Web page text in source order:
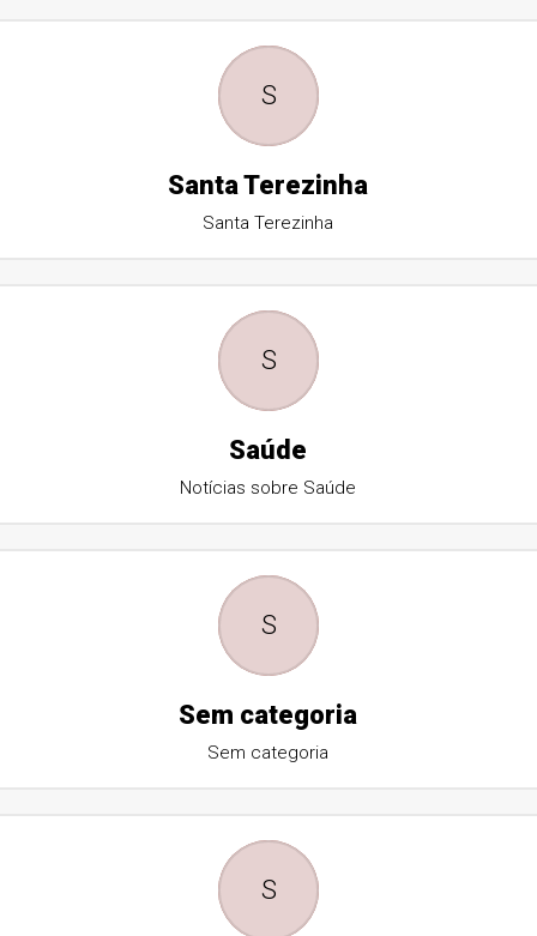
S
Santa Terezinha
Santa Terezinha
S
Saúde
Notícias sobre Saúde
S
Sem categoria
Sem categoria
S